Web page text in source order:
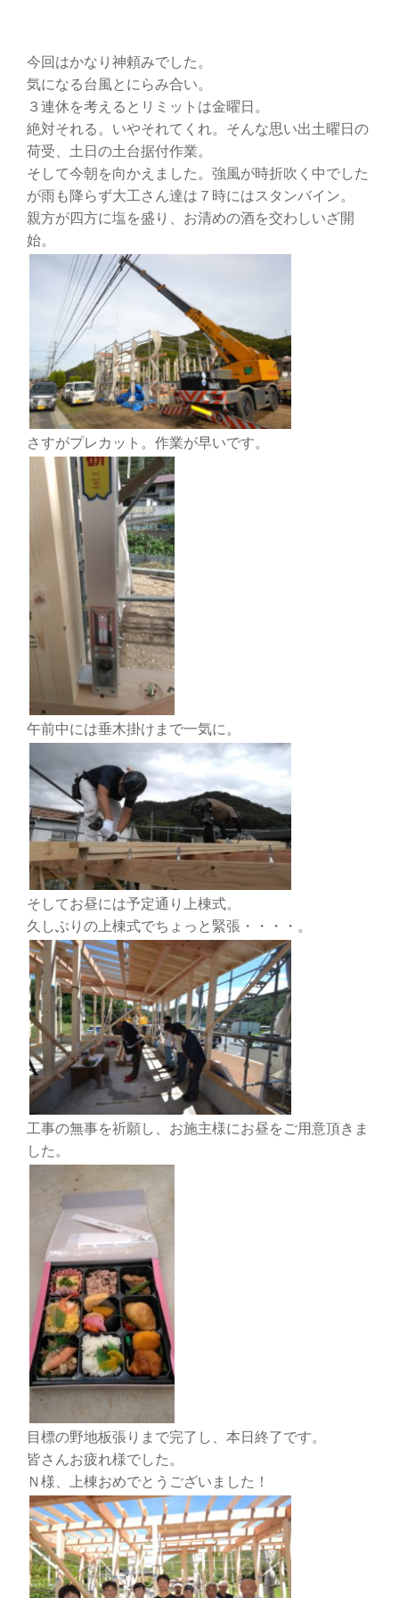
今回はかなり神頼みでした。
気になる台風とにらみ合い。
３連休を考えるとリミットは金曜日。
絶対それる。いやそれてくれ。そんな思い出土曜日の
荷受、土日の土台据付作業。
そして今朝を向かえました。強風が時折吹く中でした
が雨も降らず大工さん達は７時にはスタンバイン。
親方が四方に塩を盛り、お清めの酒を交わしいざ開
始。
さすがプレカット。作業が早いです。
午前中には垂木掛けまで一気に。
そしてお昼には予定通り上棟式。
久しぶりの上棟式でちょっと緊張・・・・。
工事の無事を祈願し、お施主様にお昼をご用意頂きま
した。
目標の野地板張りまで完了し、本日終了です。
皆さんお疲れ様でした。
Ｎ様、上棟おめでとうございました！